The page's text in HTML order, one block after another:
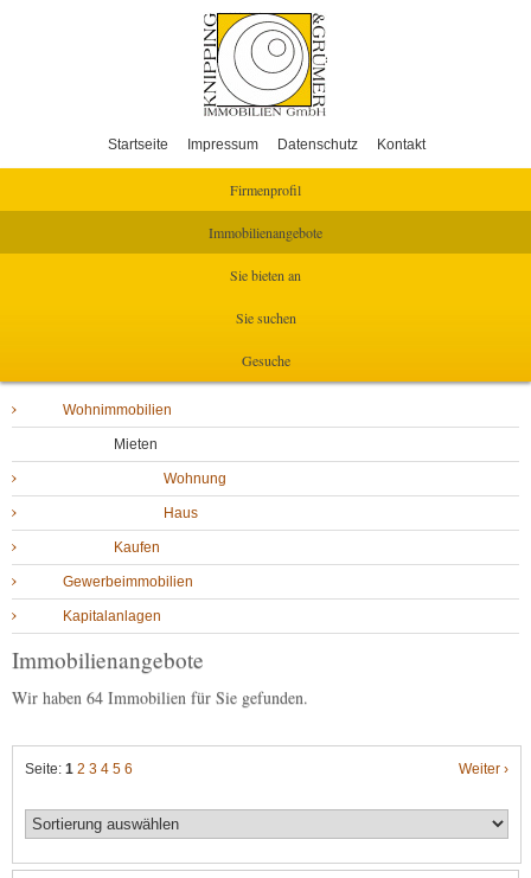
Startseite Impressum Datenschutz Kontakt
Firmenprofil
Immobilienangebote
Sie bieten an
Sie suchen
Gesuche
Wohnimmobilien
Mieten
Wohnung
Haus
Kaufen
Gewerbeimmobilien
Kapitalanlagen
Immobilienangebote
Wir haben 64 Immobilien für Sie gefunden.
Seite: 1 2 3 4 5 6 Weiter ›